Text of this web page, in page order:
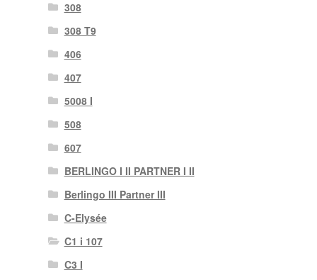
308
308 T9
406
407
5008 I
508
607
BERLINGO I II PARTNER I II
Berlingo III Partner III
C-Elysée
C1 i 107
C3 I